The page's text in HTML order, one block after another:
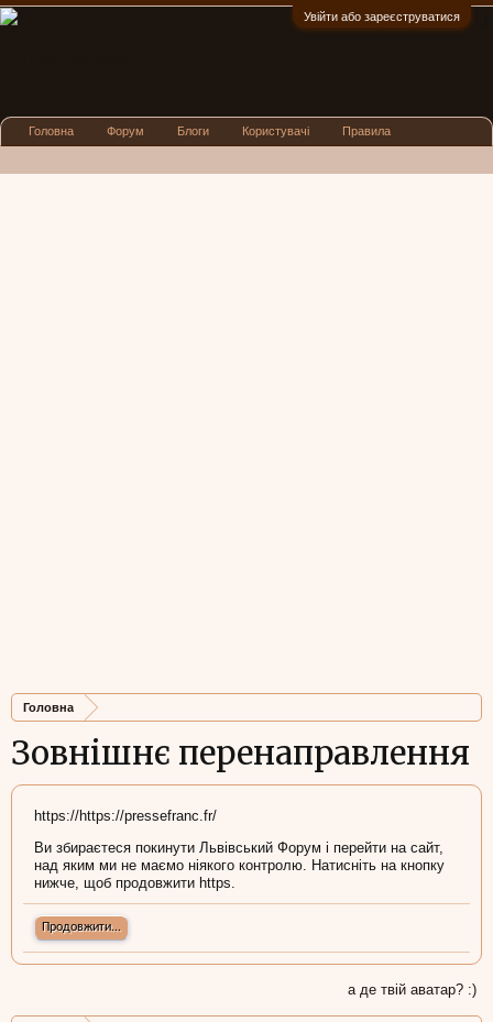
Увійти або зареєструватися
Головна
Зовнішнє перенаправлення
https://https://pressefranc.fr/
Ви збираєтеся покинути Львівський Форум і перейти на сайт,
над яким ми не маємо ніякого контролю. Натисніть на кнопку
нижче, щоб продовжити https.
Продовжити...
а де твій аватар? :)
Головна Форум Блоги Користувачі Правила